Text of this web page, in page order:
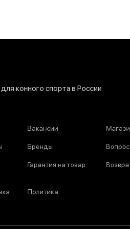
конного спорта в России
Вакансии
Бренды
Гарантия на товар
Политика